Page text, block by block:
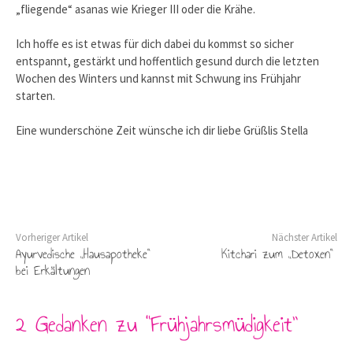
„fliegende“ asanas wie Krieger III oder die Krähe.
Ich hoffe es ist etwas für dich dabei du kommst so sicher
entspannt, gestärkt und hoffentlich gesund durch die letzten
Wochen des Winters und kannst mit Schwung ins Frühjahr
starten.
Eine wunderschöne Zeit wünsche ich dir liebe Grüßlis Stella
Vorheriger Artikel
Ayurvedische „Hausapotheke“
bei Erkältungen
Nächster Artikel
Kitchari zum „Detoxen“
2 Gedanken zu “Frühjahrsmüdigkeit”